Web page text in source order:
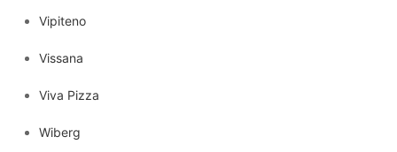
Vipiteno
Vissana
Viva Pizza
Wiberg